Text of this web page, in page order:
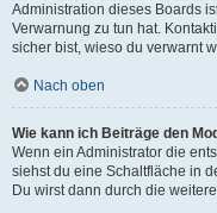
Administration dieses Boards
Verwarnung zu tun hat.
sicher bist, wieso du verwarnt
Nach oben
Wie kann ich Beiträge den
Wenn ein Administrator die
siehst du eine Schaltfläche in
Du wirst dann durch die